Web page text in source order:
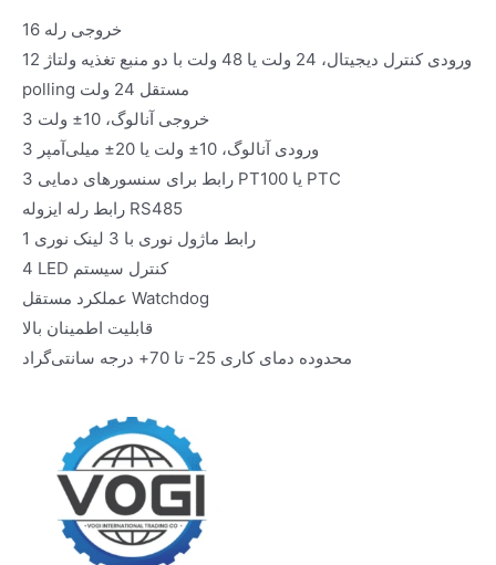
16 خروجی رله
12 ورودی کنترل دیجیتال، 24 ولت یا 48 ولت با دو منبع تغذیه ولتاژ
polling مستقل 24 ولت
3 خروجی آنالوگ، 10± ولت
3 ورودی آنالوگ، 10± ولت یا 20± میلی‌آمپر
3 رابط برای سنسورهای دمایی PT100 یا PTC
رابط رله ایزوله RS485
1 رابط ماژول نوری با 3 لینک نوری
4 LED کنترل سیستم
عملکرد مستقل Watchdog
قابلیت اطمینان بالا
محدوده دمای کاری 25- تا 70+ درجه سانتی‌گراد